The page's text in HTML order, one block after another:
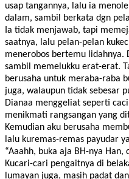
usap tangannya, lalu ia
dalam, sambil berkata dgn
Ia tidak menjawab, tapi
saatnya, lalu pelan-pelan
menerobos bertemu lidahnya.
sambil memelukku erat-erat.
berusaha untuk meraba-raba
juga, walaupun tidak sebesar
Dianaa menggeliat seperti
menikmati rangsangan yang
Kemudian aku berusaha
lalu kuremas-remas payudar
“Aaahh, buka aja BH-nya Han,
Kucari-cari pengaitnya di
lumayan juga, masih padat